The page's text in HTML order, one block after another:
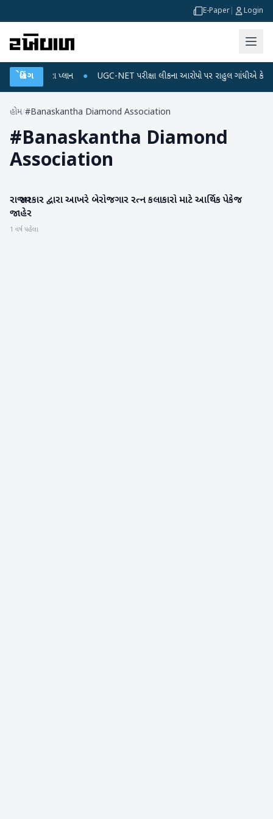
E-Paper Login
બ્રેકિંગ
અને ડેટા પ્લાન ● UGC-NET પરીક્ષા લીકના આરોપો પર રાહુલ ગાંધીએ કેન્દ્ર પર
હોમ/#Banaskantha Diamond Association
#Banaskantha Diamond
Association
બનાસકાંઠા
રાજ્ય સરકાર દ્વારા આખરે બેરોજગાર રત્ન કલાકારો માટે આર્થિક પેકેજ
જાહેર
1 વર્ષ પહેલા